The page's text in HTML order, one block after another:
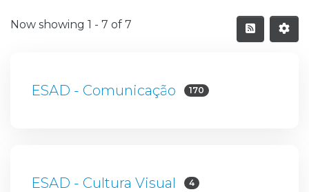
Now showing 1 - 7 of 7
ESAD - Comunicação 170
ESAD - Cultura Visual 4